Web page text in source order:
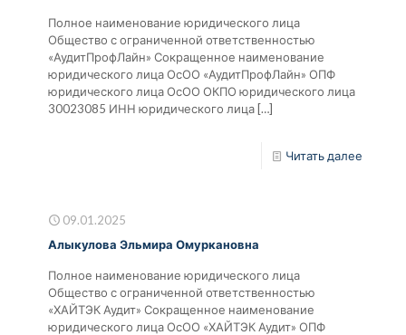
Полное наименование юридического лица
Общество с ограниченной ответственностью
«АудитПрофЛайн» Сокращенное наименование
юридического лица ОсОО «АудитПрофЛайн» ОПФ
юридического лица ОсОО ОКПО юридического лица
30023085 ИНН юридического лица[…]
Читать далее
09.01.2025
Алыкулова Эльмира Омуркановна
Полное наименование юридического лица
Общество с ограниченной ответственностью
«ХАЙТЭК Аудит» Сокращенное наименование
юридического лица ОсОО «ХАЙТЭК Аудит» ОПФ